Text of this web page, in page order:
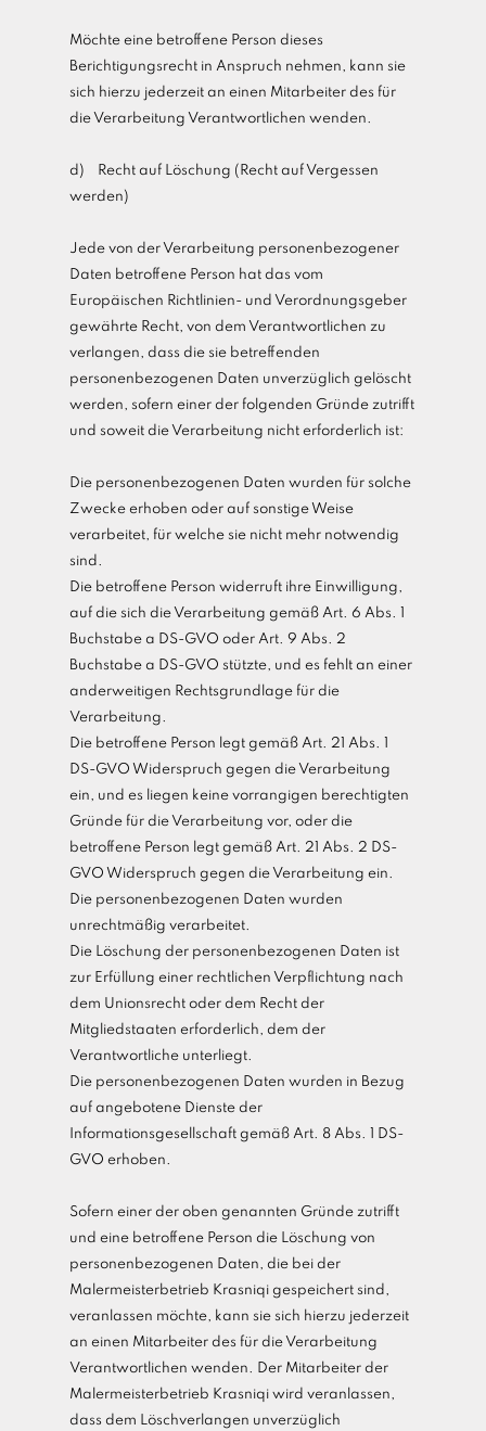
Möchte eine betroffene Person dieses
Berichtigungsrecht in Anspruch nehmen, kann sie
sich hierzu jederzeit an einen Mitarbeiter des für
die Verarbeitung Verantwortlichen wenden.
d) Recht auf Löschung (Recht auf Vergessen
werden)
Jede von der Verarbeitung personenbezogener
Daten betroffene Person hat das vom
Europäischen Richtlinien- und Verordnungsgeber
gewährte Recht, von dem Verantwortlichen zu
verlangen, dass die sie betreffenden
personenbezogenen Daten unverzüglich gelöscht
werden, sofern einer der folgenden Gründe zutrifft
und soweit die Verarbeitung nicht erforderlich ist:
Die personenbezogenen Daten wurden für solche
Zwecke erhoben oder auf sonstige Weise
verarbeitet, für welche sie nicht mehr notwendig
sind.
Die betroffene Person widerruft ihre Einwilligung,
auf die sich die Verarbeitung gemäß Art. 6 Abs. 1
Buchstabe a DS-GVO oder Art. 9 Abs. 2
Buchstabe a DS-GVO stützte, und es fehlt an einer
anderweitigen Rechtsgrundlage für die
Verarbeitung.
Die betroffene Person legt gemäß Art. 21 Abs. 1
DS-GVO Widerspruch gegen die Verarbeitung
ein, und es liegen keine vorrangigen berechtigten
Gründe für die Verarbeitung vor, oder die
betroffene Person legt gemäß Art. 21 Abs. 2 DS-
GVO Widerspruch gegen die Verarbeitung ein.
Die personenbezogenen Daten wurden
unrechtmäßig verarbeitet.
Die Löschung der personenbezogenen Daten ist
zur Erfüllung einer rechtlichen Verpflichtung nach
dem Unionsrecht oder dem Recht der
Mitgliedstaaten erforderlich, dem der
Verantwortliche unterliegt.
Die personenbezogenen Daten wurden in Bezug
auf angebotene Dienste der
Informationsgesellschaft gemäß Art. 8 Abs. 1 DS-
GVO erhoben.
Sofern einer der oben genannten Gründe zutrifft
und eine betroffene Person die Löschung von
personenbezogenen Daten, die bei der
Malermeisterbetrieb Krasniqi gespeichert sind,
veranlassen möchte, kann sie sich hierzu jederzeit
an einen Mitarbeiter des für die Verarbeitung
Verantwortlichen wenden. Der Mitarbeiter der
Malermeisterbetrieb Krasniqi wird veranlassen,
dass dem Löschverlangen unverzüglich